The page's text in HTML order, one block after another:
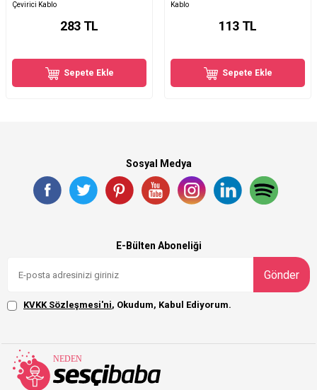
Çevirici Kablo
283 TL
Sepete Ekle
Kablo
113 TL
Sepete Ekle
Sosyal Medya
E-Bülten Aboneliği
Gönder
KVKK Sözleşmesi'ni, Okudum, Kabul Ediyorum.